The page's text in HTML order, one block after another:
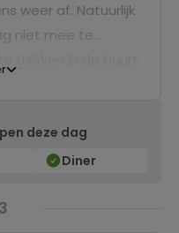
weer af. Natuurlijk
niet mee te
naar onze
deze dag
Diner